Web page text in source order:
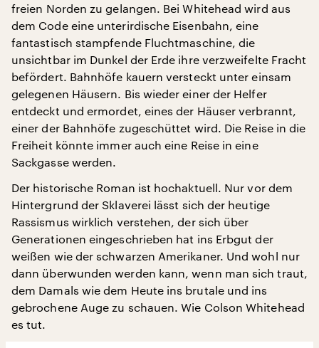
freien Norden zu gelangen. Bei Whitehead wird aus
dem Code eine unterirdische Eisenbahn, eine
fantastisch stampfende Fluchtmaschine, die
unsichtbar im Dunkel der Erde ihre verzweifelte Fracht
befördert. Bahnhöfe kauern versteckt unter einsam
gelegenen Häusern. Bis wieder einer der Helfer
entdeckt und ermordet, eines der Häuser verbrannt,
einer der Bahnhöfe zugeschüttet wird. Die Reise in die
Freiheit könnte immer auch eine Reise in eine
Sackgasse werden.
Der historische Roman ist hochaktuell. Nur vor dem
Hintergrund der Sklaverei lässt sich der heutige
Rassismus wirklich verstehen, der sich über
Generationen eingeschrieben hat ins Erbgut der
weißen wie der schwarzen Amerikaner. Und wohl nur
dann überwunden werden kann, wenn man sich traut,
dem Damals wie dem Heute ins brutale und ins
gebrochene Auge zu schauen. Wie Colson Whitehead
es tut.